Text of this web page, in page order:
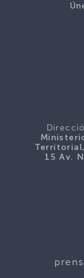
15 Av.